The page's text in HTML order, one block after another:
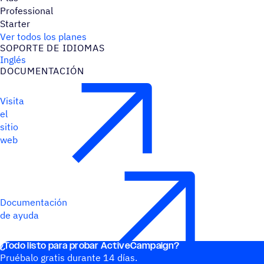
Professional
Starter
Ver todos los planes
SOPORTE DE IDIOMAS
Inglés
DOCU­MEN­TA­CIÓN
Visita
el
sitio
web
Documentación
de ayuda
¿Todo listo para probar ActiveCampaign?
Pruébalo gratis durante 14 días.